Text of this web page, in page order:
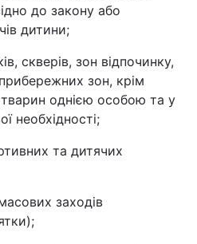
до закону або
дитини;
скверів, зон відпочинку,
зон, крім
однією особою та у
необхідності;
та дитячих
заходів